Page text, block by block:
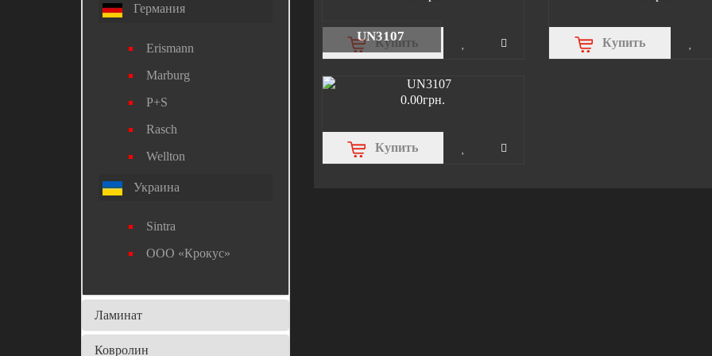
Германия
Erismann
Marburg
P+S
Rasch
Wellton
Украина
Sintra
ООО «Крокус»
Ламинат
Ковролин
Купить Купить
UN3107
0.00грн.
Купить